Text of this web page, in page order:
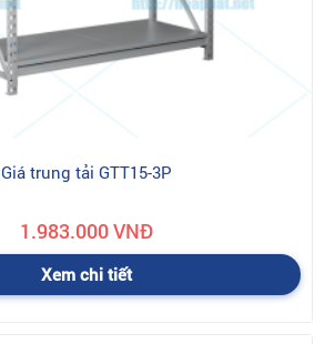
Giá trung tải GTT15-3P
1.983.000 VNĐ
Xem chi tiết